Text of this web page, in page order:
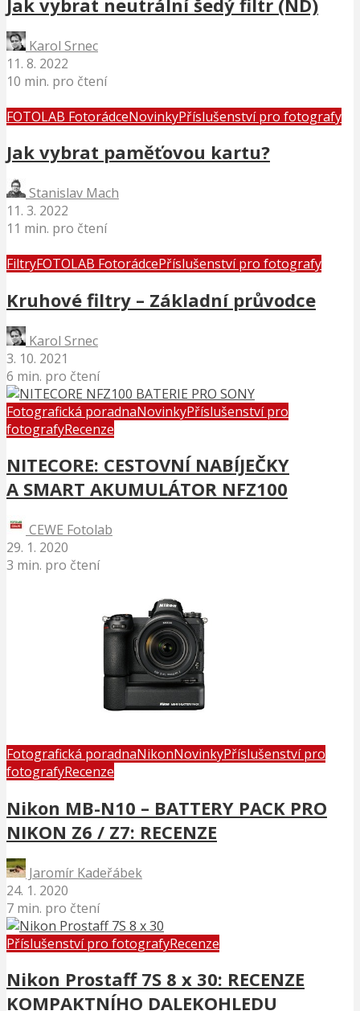
Karol Srnec
11. 8. 2022
10 min. pro čtení
FOTOLAB FotorádceNovinkyPříslušenství pro fotografy
Jak vybrat paměťovou kartu?
Stanislav Mach
11. 3. 2022
11 min. pro čtení
FiltryFOTOLAB FotorádcePříslušenství pro fotografy
Kruhové filtry – Základní průvodce
Karol Srnec
3. 10. 2021
6 min. pro čtení
Fotografická poradnaNovinkyPříslušenství pro
fotografyRecenze
NITECORE: CESTOVNÍ NABÍJEČKY
A SMART AKUMULÁTOR NFZ100
CEWE Fotolab
29. 1. 2020
3 min. pro čtení
Fotografická poradnaNikonNovinkyPříslušenství pro
fotografyRecenze
Nikon MB-N10 – BATTERY PACK PRO
NIKON Z6 / Z7: RECENZE
Jaromír Kadeřábek
24. 1. 2020
7 min. pro čtení
Příslušenství pro fotografyRecenze
Nikon Prostaff 7S 8 x 30: RECENZE
KOMPAKTNÍHO DALEKOHLEDU